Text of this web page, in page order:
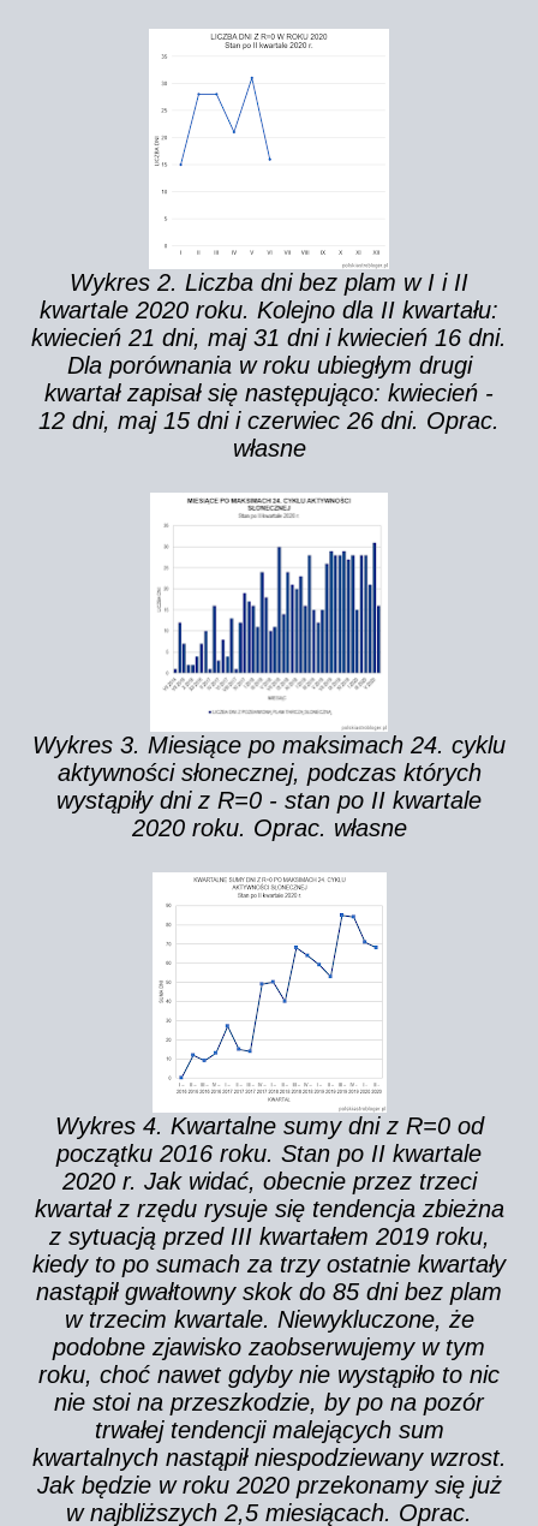
Wykres 2. Liczba dni bez plam w I i II
kwartale 2020 roku. Kolejno dla II kwartału:
kwiecień 21 dni, maj 31 dni i kwiecień 16 dni.
Dla porównania w roku ubiegłym drugi
kwartał zapisał się następująco: kwiecień -
12 dni, maj 15 dni i czerwiec 26 dni. Oprac.
własne
Wykres 3. Miesiące po maksimach 24. cyklu
aktywności słonecznej, podczas których
wystąpiły dni z R=0 - stan po II kwartale
2020 roku. Oprac. własne
Wykres 4. Kwartalne sumy dni z R=0 od
początku 2016 roku. Stan po II kwartale
2020 r. Jak widać, obecnie przez trzeci
kwartał z rzędu rysuje się tendencja zbieżna
z sytuacją przed III kwartałem 2019 roku,
kiedy to po sumach za trzy ostatnie kwartały
nastąpił gwałtowny skok do 85 dni bez plam
w trzecim kwartale. Niewykluczone, że
podobne zjawisko zaobserwujemy w tym
roku, choć nawet gdyby nie wystąpiło to nic
nie stoi na przeszkodzie, by po na pozór
trwałej tendencji malejących sum
kwartalnych nastąpił niespodziewany wzrost.
Jak będzie w roku 2020 przekonamy się już
w najbliższych 2,5 miesiącach. Oprac.